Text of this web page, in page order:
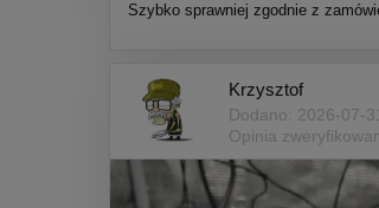
Szybko sprawniej zgodnie z
Krzysztof
Dodano: 2026-07-31
Opinia